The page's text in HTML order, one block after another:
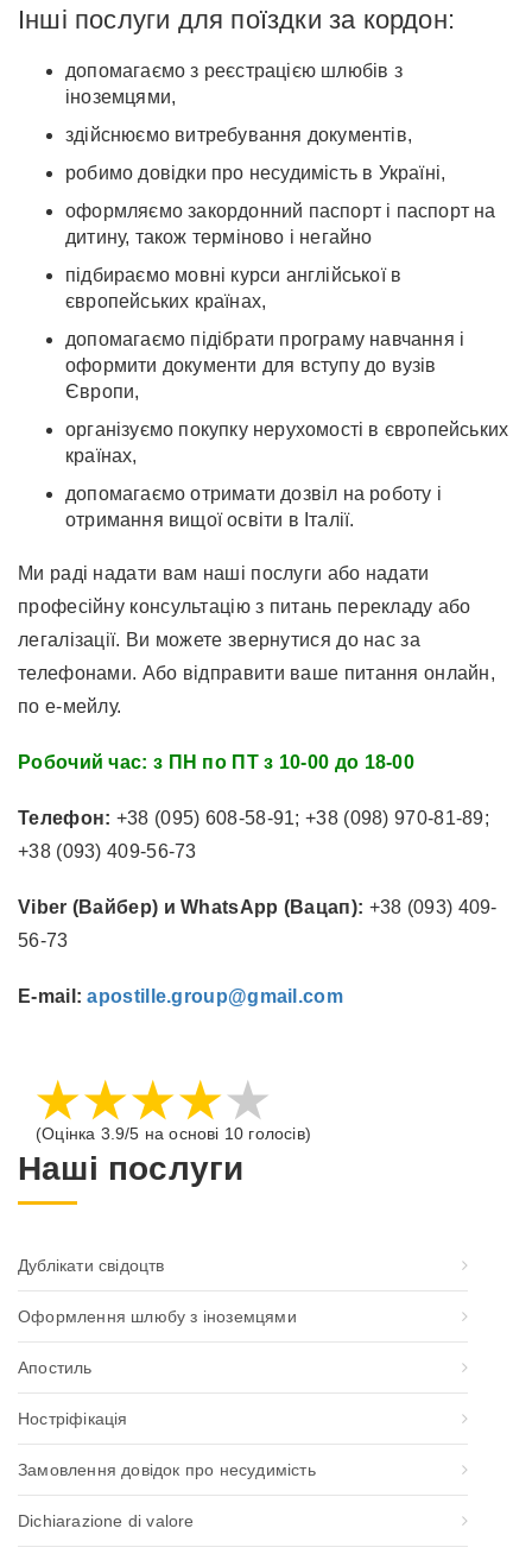
Інші послуги для поїздки за кордон:
допомагаємо з реєстрацією шлюбів з
іноземцями,
здійснюємо витребування документів,
робимо довідки про несудимість в Україні,
оформляємо закордонний паспорт і паспорт на
дитину, також терміново і негайно
підбираємо мовні курси англійської в
європейських країнах,
допомагаємо підібрати програму навчання і
оформити документи для вступу до вузів
Європи,
організуємо покупку нерухомості в європейських
країнах,
допомагаємо отримати дозвіл на роботу і
отримання вищої освіти в Італії.
Ми раді надати вам наші послуги або надати
професійну консультацію з питань перекладу або
легалізації. Ви можете звернутися до нас за
телефонами. Або відправити ваше питання онлайн,
по е-мейлу.
Робочий час: з ПН по ПТ з 10-00 до 18-00
Телефон: +38 (095) 608-58-91; +38 (098) 970-81-89;
+38 (093) 409-56-73
Viber (Вайбер) и WhatsApp (Вацап): +38 (093) 409-
56-73
E-mail: apostille.group@gmail.com
(Оцінка 3.9/5 на основі 10 голосів)
Наші послуги
Дублікати свідоцтв
Оформлення шлюбу з іноземцями
Апостиль
Ностріфікація
Замовлення довідок про несудимість
Dichiarazione di valore